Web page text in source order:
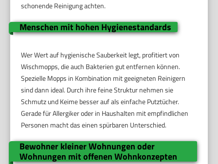
schonende Reinigung achten.
Menschen mit hohen Hygienestandards
Wer Wert auf hygienische Sauberkeit legt, profitiert von
Wischmopps, die auch Bakterien gut entfernen können.
Spezielle Mopps in Kombination mit geeigneten Reinigern
sind dann ideal. Durch ihre feine Struktur nehmen sie
Schmutz und Keime besser auf als einfache Putztücher.
Gerade für Allergiker oder in Haushalten mit empfindlichen
Personen macht das einen spürbaren Unterschied.
Bewohner kleiner Wohnungen oder
Wohnungen mit offenen Wohnkonzepten